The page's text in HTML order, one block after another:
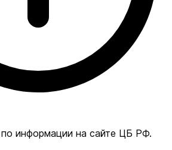
информации на сайте ЦБ РФ.